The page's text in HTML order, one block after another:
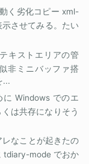
く劣化コピー xml-
させてみる。たい
キストエリアの管
非ミニバッファ搭
...
Windows でのエ
は共存になりそう
なことが起きたの
tdiary-mode でおか